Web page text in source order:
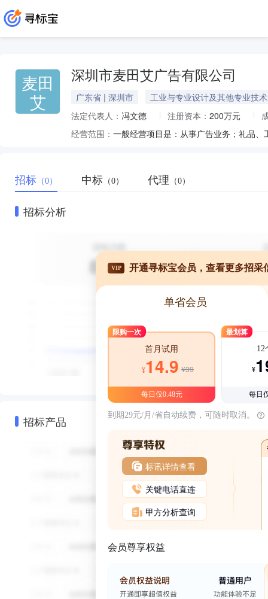
麦田
艾
深圳市麦田艾广告有限公司
广东省 | 深圳市
工业与专业设计及其他专业技
法定代表人： 冯文德 注册资本： 200万元
经营范围：
招标 （0） 中标 （0） 代理 （0）
招标分析
招标产品
VIP 开通寻标宝会员，查看更多招采
单省会员
限购一次
首月试用
¥14.9 ¥39
每日仅0.48元
最划算
12
¥
每日
到期29元/月/省自动续费，可随时取消。
标讯详情查看
关键电话直连
甲方分析查询
会员尊享权益